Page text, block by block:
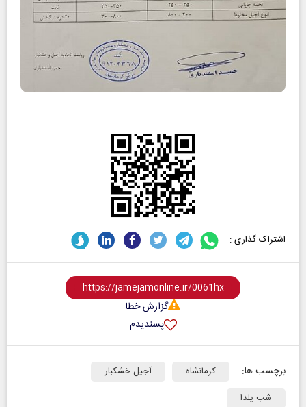
اشتراک گذاری :
گزارش خطا
پسندیدم
برچسب ها: کرمانشاه
آجیل خشکبار
شب یلدا